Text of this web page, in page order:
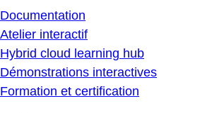
Documentation
Atelier interactif
Hybrid cloud learning hub
Démonstrations interactives
Formation et certification